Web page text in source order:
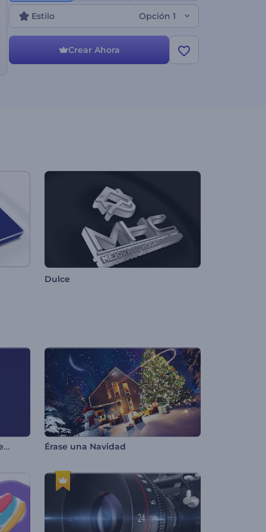
corporativas, aperturas de conferencias
empresariales, promociones de servicios y muchos
más proyectos. ¡Crea ahora y observa cómo tu logo
cobra vida con estilo!
Estilo Opción 1
Crear Ahora
Dulce
Introducción con líneas de neón giratorias Érase una Navidad